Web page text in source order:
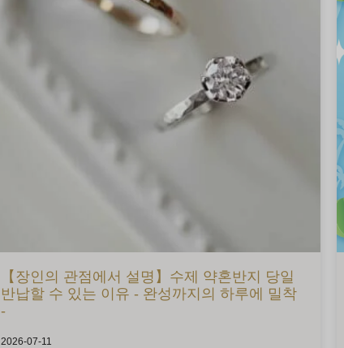
【장인의 관점에서 설명】수제 약혼반지 당일
반납할 수 있는 이유 - 완성까지의 하루에 밀착
-
2026-07-11